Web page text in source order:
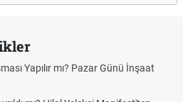
Yapılır mı? Pazar Günü İnşaat